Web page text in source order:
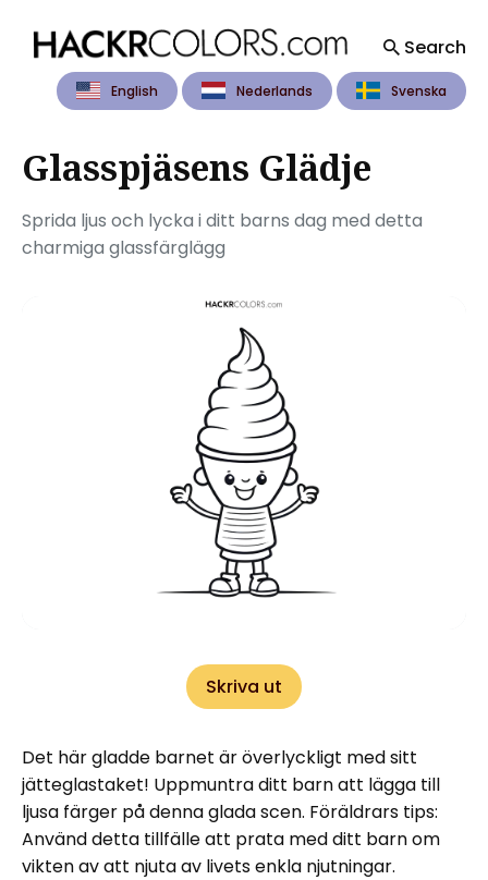
Search
English Nederlands Svenska
Search
Blog
Glasspjäsens Glädje
Sprida ljus och lycka i ditt barns dag med detta
charmiga glassfärglägg
Skriva ut
Det här gladde barnet är överlyckligt med sitt
jätteglastaket! Uppmuntra ditt barn att lägga till
ljusa färger på denna glada scen. Föräldrars tips:
Använd detta tillfälle att prata med ditt barn om
vikten av att njuta av livets enkla njutningar.